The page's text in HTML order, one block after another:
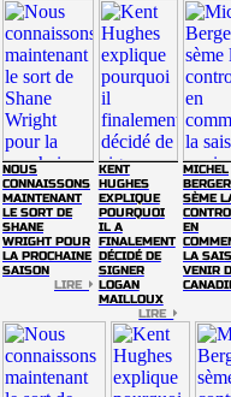
NOUS
CONNAISSONS
MAINTENANT
LE SORT DE
SHANE
WRIGHT POUR
LA PROCHAINE
SAISON
LIRE
KENT
HUGHES
EXPLIQUE
POURQUOI
IL A
FINALEMENT
DÉCIDÉ DE
SIGNER
LOGAN
MAILLOUX
LIRE
MICHEL
SÈME
EN
LA
VENIR